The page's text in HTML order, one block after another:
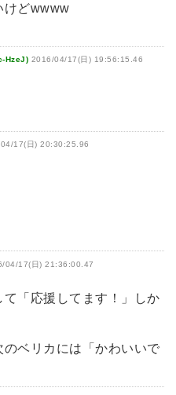
けどwwww
HzeJ) 2016/04/17(日) 19:56:15.46
17(日) 20:30:25.96
04/17(日) 21:36:00.47
「応援してます！」しか
ベリカには「かわいいで